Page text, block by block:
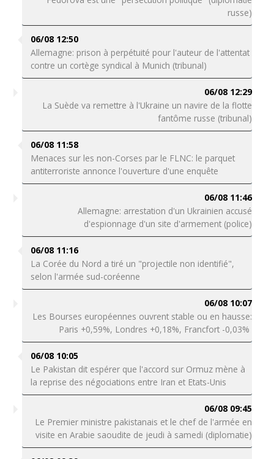
russe)
06/08 12:50
Allemagne: prison à perpétuité pour l'auteur de l'attentat
contre un cortège syndical à Munich (tribunal)
06/08 12:29
La Suède va remettre à l'Ukraine un navire de la flotte
fantôme russe (tribunal)
06/08 11:58
Menaces sur les non-Corses par le FLNC: le parquet
antiterroriste annonce l'ouverture d'une enquête
06/08 11:46
Allemagne: arrestation d'un Ukrainien accusé
d'espionnage d'un site d'armement (police)
06/08 11:16
La Corée du Nord a tiré un "projectile non identifié",
selon l'armée sud-coréenne
06/08 10:07
Les Bourses européennes ouvrent stable ou en hausse:
Paris +0,59%, Londres +0,18%, Francfort -0,03%
06/08 10:05
Le Pakistan dit espérer que l'accord sur Ormuz mène à
la reprise des négociations entre Iran et Etats-Unis
06/08 09:45
Le Premier ministre pakistanais et le chef de l'armée en
visite en Arabie saoudite de jeudi à samedi (diplomatie)